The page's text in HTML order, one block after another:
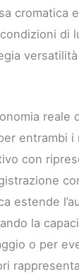
cromatica
di
reale
entrambi i
con
estende
la
o per